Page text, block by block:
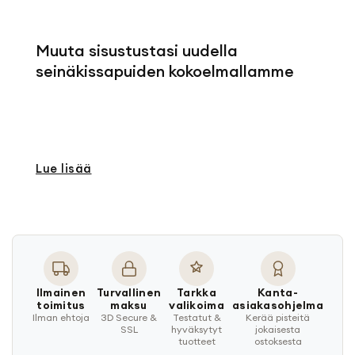
Muuta sisustustasi uudella
seinäkissapuiden kokoelmallamme
Lue lisää
Ilmainen
toimitus
Ilman ehtoja
Turvallinen
maksu
3D Secure &
SSL
Tarkka
valikoima
Testatut &
hyväksytyt
tuotteet
Kanta-
asiakasohjelma
Kerää pisteitä
jokaisesta
ostoksesta